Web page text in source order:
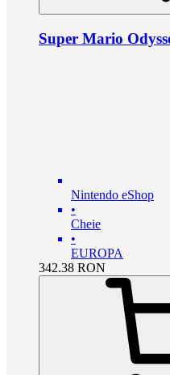
Super Mario
Nintendo eShop
•
Cheie
•
EUROPA
342.38 RON